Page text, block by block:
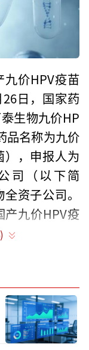
价HPV疫苗
日，国家药
生物九价HP
品名称为九价
），申报人为
司（以下简
资子公司。
九价HPV疫
原本涨幅不
停，不过随
收盘价为72.
天成交金额